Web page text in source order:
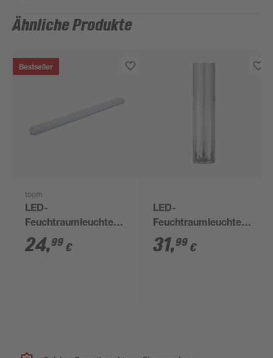
Ähnliche Produkte
Bestseller
toom
LED-
Feuchtraumleuchte
G13 18 W 1980 lm
neutralweiß 10,4 cm
24,99 €
LED-
Feuchtraumleuchte
G13 24 W 4800 lm
neutralweiß 10 x 5,8 x
31,99 €